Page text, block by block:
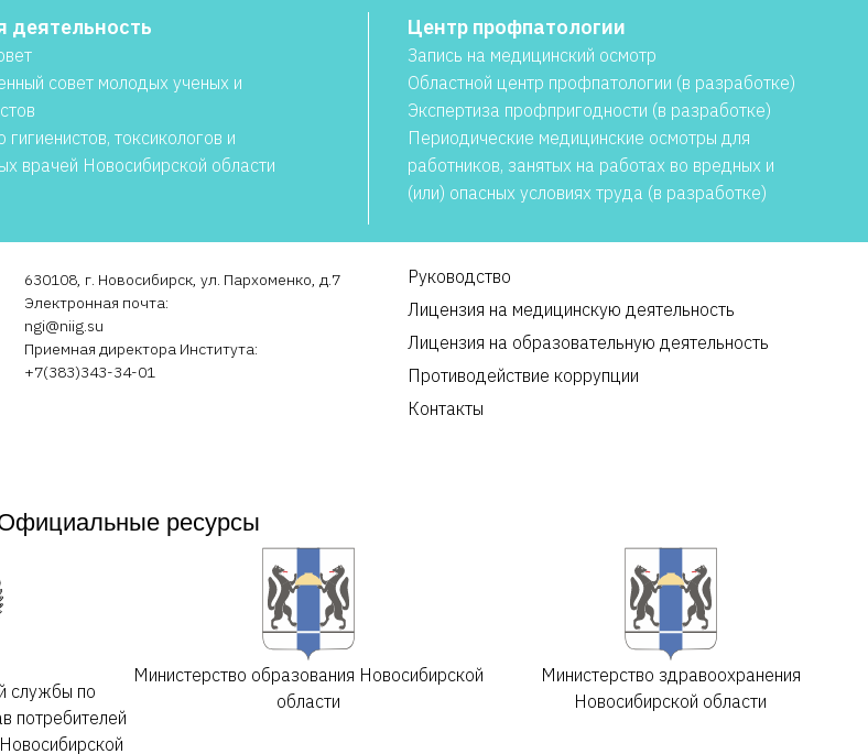
деятельность
совет молодых ученых и
токсикологов и
врачей Новосибирской области
Центр профпатологии
Запись на медицинский осмотр
Областной центр профпатологии (в разработке)
Экспертиза профпригодности (в разработке)
Периодические медицинские осмотры для
работников, занятых на работах во вредных и
(или) опасных условиях труда (в разработке)
630108, г. Новосибирск, ул. Пархоменко, д.7
Электронная почта:
ngi@niig.su
Приемная директора Института:
+7(383)343-34-01
Руководство
Лицензия на медицинскую деятельность
Лицензия на образовательную деятельность
Противодействие коррупции
Контакты
ресурсы
службы по
потребителей
Министерство образования Новосибирской
области
Министерство здравоохранения
Новосибирской области